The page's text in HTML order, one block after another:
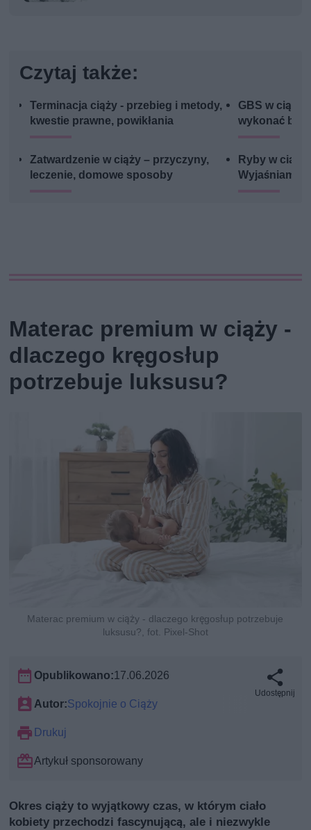
Czytaj także:
Terminacja ciąży - przebieg i metody,
kwestie prawne, powikłania
Zatwardzenie w ciąży – przyczyny,
leczenie, domowe sposoby
GBS w ciąży
wykonać
Ryby w
Wyjaśniamy,
Materac premium w ciąży -
dlaczego kręgosłup
potrzebuje luksusu?
Materac premium w ciąży - dlaczego kręgosłup potrzebuje
luksusu?, fot. Pixel-Shot
Opublikowano:17.06.2026
Autor:Spokojnie o Ciąży
Drukuj
Artykuł sponsorowany
Udostępnij
Okres ciąży to wyjątkowy czas, w którym ciało
kobiety przechodzi fascynującą, ale i niezwykle